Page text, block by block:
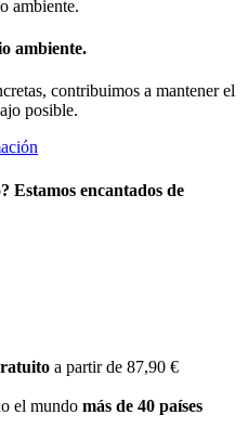
ambiente.
contribuimos a mantener el
posible.
Estamos encantados de
a partir de 87,90 €
el mundo más de 40 países